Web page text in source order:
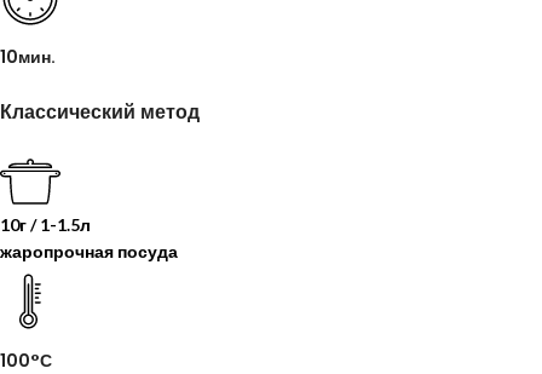
10мин.
Классический метод
10г / 1-1.5л
жаропрочная посуда
100°С